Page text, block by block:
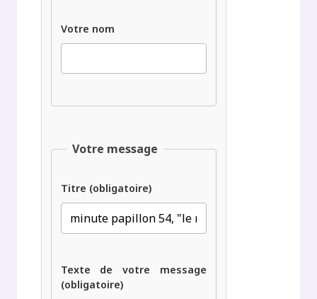
Votre nom
Votre message
Titre (obligatoire)
Texte de votre message
(obligatoire)